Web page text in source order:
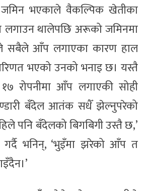
भएकाले वैकल्पिक खेतीका
थालेपछि अरूको जमिनमा
सबैले आँप लगाएका कारण हाल
भएको उनको भनाइ छ। यस्तै
रोपनीमा आँप लगाएकी सोही
बँदेल आतंक सधैँ झेल्नुपरेको
पनि बँदेलको बिगबिगी उस्तै छ,’
गर्दै भनिन्, ‘भुइँमा झरेको आँप त